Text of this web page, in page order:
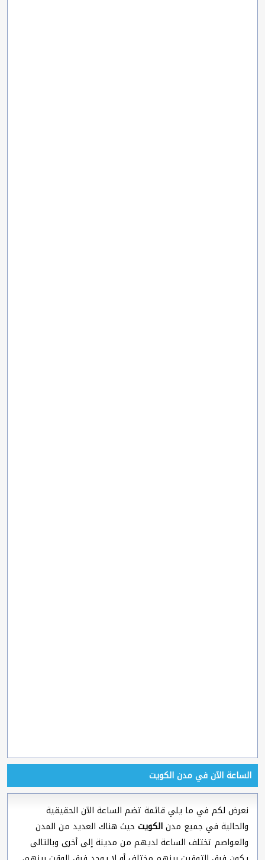
الساعة الآن في مدن الكويت
نعرض لكم في ما يلي قائمة تضم الساعة الآن الحقيقية
والحالية في جميع مدنالكويت حيث هناك العديد من المدن
والعواصم تختلف الساعة لديهم من مدينة إلى أخرى وبالتالى